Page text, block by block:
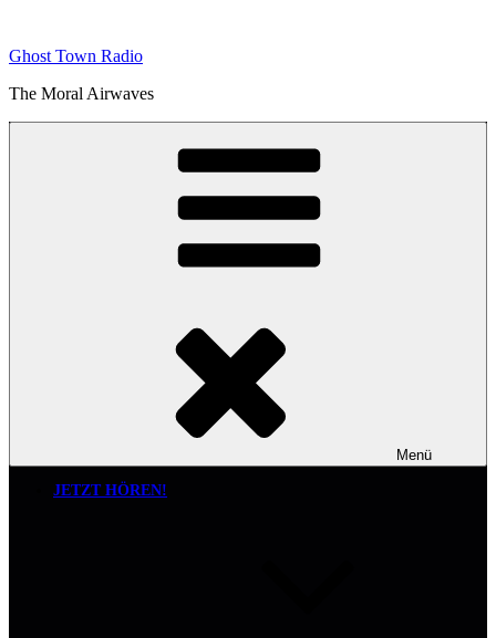
springen
Ghost Town Radio
The Moral Airwaves
Menü
JETZT HÖREN!